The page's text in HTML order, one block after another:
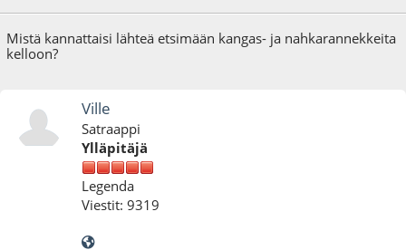
Mistä kannattaisi lähteä etsimään kangas- ja nahkarannekkeita
kelloon?
Ville
Satraappi
Ylläpitäjä
Legenda
Viestit: 9319